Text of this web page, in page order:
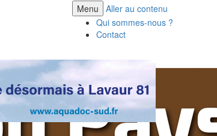
Menu
Aller au contenu
Qui sommes-nous ?
Contact